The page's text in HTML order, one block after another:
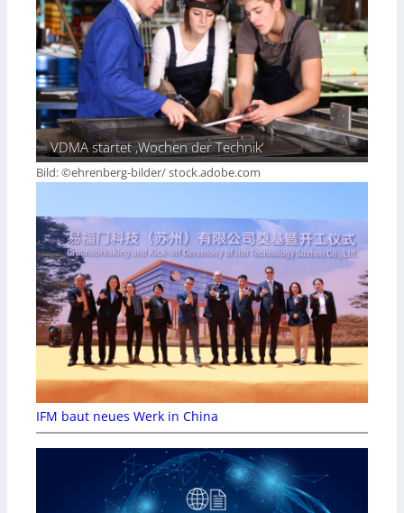
VDMA startet ‚Wochen der Technik‘
Bild: ©ehrenberg-bilder/ stock.adobe.com
IFM baut neues Werk in China